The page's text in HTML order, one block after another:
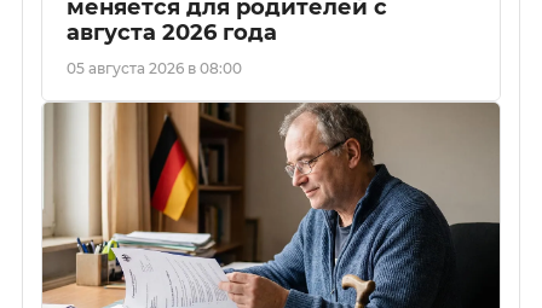
меняется для родителей с
августа 2026 года
05 августа 2026 в 08:00